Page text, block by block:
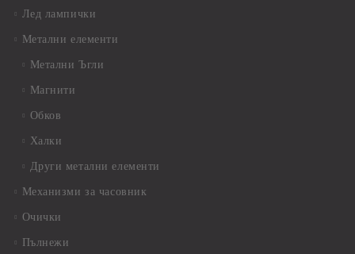
Лед лампички
Метални елементи
Метални Ъгли
Магнити
Обков
Халки
Други метални елементи
Механизми за часовник
Очички
Пълнежи